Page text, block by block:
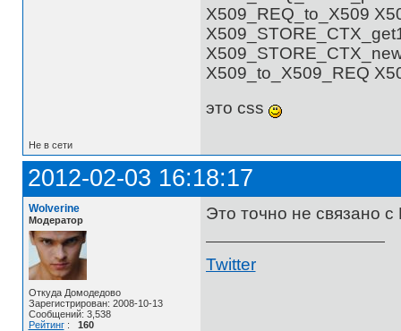
X509_REQ_to_X509
X509_to_X509_REQ
это css
Не в сети
2012-02-03 16:18:17
Wolverine
Модератор
Откуда Домодедово
Зарегистрирован: 2008-10-13
Сообщений: 3,538
Рейтинг: 160
Это точно не связано
Twitter